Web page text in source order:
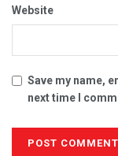
Website
Save my name,
next time I